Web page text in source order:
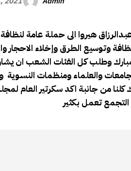
هيروا الى حملة عامة
وتوسيع الطرق وإخلاء الاحجار
وطلب كل الفئات الشعب ان
والعلماء ومنظمات النسوية
من جانبة اكد سكرتير العام